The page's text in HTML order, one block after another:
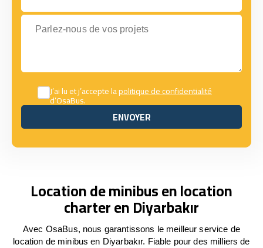
Parlez-nous de vos projets
J’ai lu et j’accepte lapolitique de confidentialité
d’OsaBus.
ENVOYER
ENVOYER
Location de minibus en location
charter en Diyarbakır
Avec OsaBus, nous garantissons le meilleur service de
location de minibus en Diyarbakır. Fiable pour des milliers de